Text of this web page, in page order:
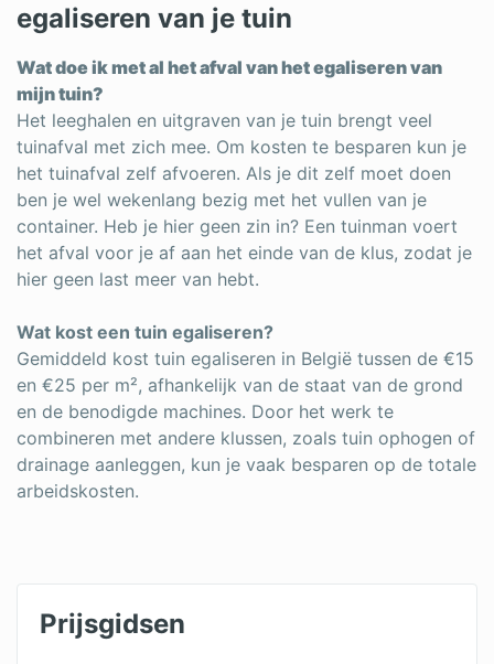
egaliseren van je tuin
Wat doe ik met al het afval van het egaliseren van
mijn tuin?
Het leeghalen en uitgraven van je tuin brengt veel
tuinafval met zich mee. Om kosten te besparen kun je
het tuinafval zelf afvoeren. Als je dit zelf moet doen
ben je wel wekenlang bezig met het vullen van je
container. Heb je hier geen zin in? Een tuinman voert
het afval voor je af aan het einde van de klus, zodat je
hier geen last meer van hebt.
Wat kost een tuin egaliseren?
Gemiddeld kost tuin egaliseren in België tussen de €15
en €25 per m², afhankelijk van de staat van de grond
en de benodigde machines. Door het werk te
combineren met andere klussen, zoals tuin ophogen of
drainage aanleggen, kun je vaak besparen op de totale
arbeidskosten.
Prijsgidsen